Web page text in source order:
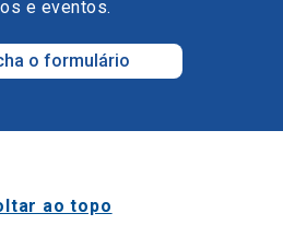
e eventos.
o formulário
ao topo